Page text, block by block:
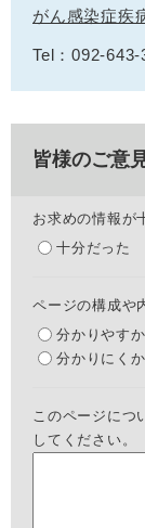
がん感染症疾
Tel：092-643-
皆様のご意
お求めの情報が
十分だった
ページの構成や
分かりやす
分かりにく
このページにつ
してください。